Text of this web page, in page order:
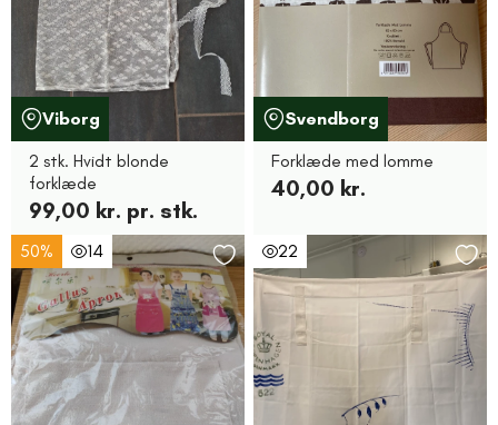
Viborg
2 stk. Hvidt blonde
forklæde
99,00 kr. pr. stk.
Svendborg
Forklæde med lomme
40,00 kr.
50% 14 22